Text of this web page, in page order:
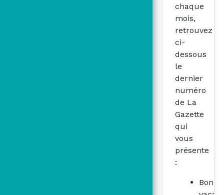
chaque
mois,
retrouvez
ci-
dessous
le
dernier
numéro
de La
Gazette
qui
vous
présente
: